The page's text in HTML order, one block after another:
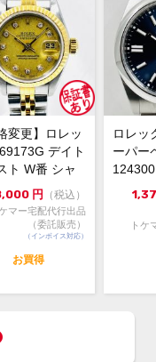
品
箱・
プラ
目立
ント
オイ
ジウ
スポ
やす
てお
是
※店
切
ご来
変更】ロレッ
デイト
ト W番 シャ
ゴールド 中...
円 （税込）
ケマー宅配代行出品
（委託販売）
（インボイス対応）
お買得
ロレッ
ーパー
ルー
トケ